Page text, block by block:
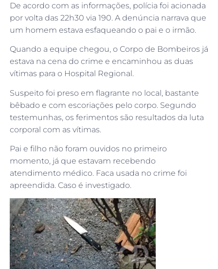
De acordo com as informações, polícia foi acionada
por volta das 22h30 via 190. A denúncia narrava que
um homem estava esfaqueando o pai e o irmão.
Quando a equipe chegou, o Corpo de Bombeiros já
estava na cena do crime e encaminhou as duas
vítimas para o Hospital Regional.
Suspeito foi preso em flagrante no local, bastante
bêbado e com escoriações pelo corpo. Segundo
testemunhas, os ferimentos são resultados da luta
corporal com as vítimas.
Pai e filho não foram ouvidos no primeiro
momento, já que estavam recebendo
atendimento médico. Faca usada no crime foi
apreendida. Caso é investigado.